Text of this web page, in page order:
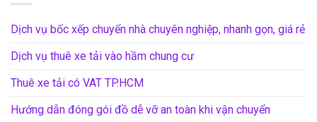
Dịch vụ bốc xếp chuyển nhà chuyên nghiệp, nhanh gọn, giá rẻ
Dịch vụ thuê xe tải vào hầm chung cư
Thuê xe tải có VAT TP.HCM
Hướng dẫn đóng gói đồ dễ vỡ an toàn khi vận chuyển